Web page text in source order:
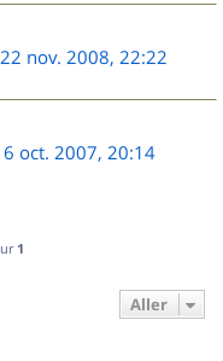
22 nov. 2008, 22:22
oct. 2007, 20:14
1
Aller